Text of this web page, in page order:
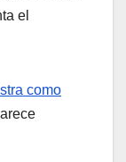
el
como